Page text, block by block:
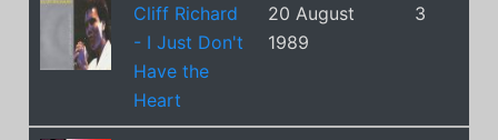
Cliff Richard
- I Just Don't
Have the
Heart
20 August
1989
3